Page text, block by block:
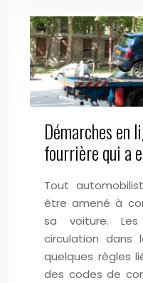
Démarches en
fourrière qui a
Tout
être amené à
sa voiture.
circulation dans
quelques règles
des codes de